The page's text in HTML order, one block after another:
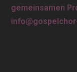
gemeinsamen